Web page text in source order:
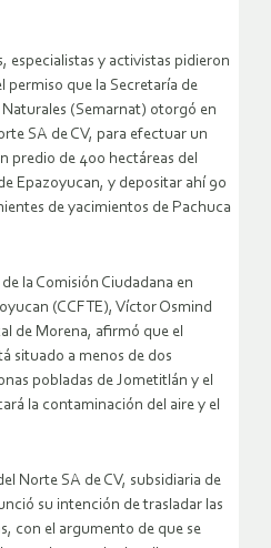
especialistas y activistas pidieron
permiso que la Secretaría de
(Semarnat) otorgó en
SA de CV, para efectuar un
predio de 400 hectáreas del
Epazoyucan, y depositar ahí 90
de yacimientos de Pachuca
la Comisión Ciudadana en
(CCFTE), Víctor Osmind
de Morena, afirmó que el
situado a menos de dos
pobladas de Jometitlán y el
la contaminación del aire y el
Norte SA de CV, subsidiaria de
su intención de trasladar las
con el argumento de que se